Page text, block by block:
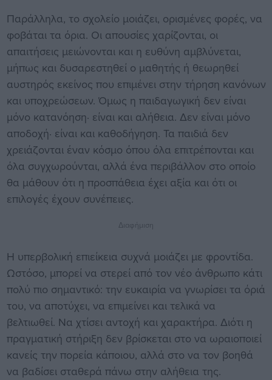
Παράλληλα, το σχολείο μοιάζει, ορισμένες φορές, να
φοβάται τα όρια. Οι απουσίες χαρίζονται, οι
απαιτήσεις μειώνονται και η ευθύνη αμβλύνεται,
μήπως και δυσαρεστηθεί ο μαθητής ή θεωρηθεί
αυστηρός εκείνος που επιμένει στην τήρηση κανόνων
και υποχρεώσεων. Όμως η παιδαγωγική δεν είναι
μόνο κατανόηση· είναι και αλήθεια. Δεν είναι μόνο
αποδοχή· είναι και καθοδήγηση. Τα παιδιά δεν
χρειάζονται έναν κόσμο όπου όλα επιτρέπονται και
όλα συγχωρούνται, αλλά ένα περιβάλλον στο οποίο
θα μάθουν ότι η προσπάθεια έχει αξία και ότι οι
επιλογές έχουν συνέπειες.
Διαφήμιση
Η υπερβολική επιείκεια συχνά μοιάζει με φροντίδα.
Ωστόσο, μπορεί να στερεί από τον νέο άνθρωπο κάτι
πολύ πιο σημαντικό: την ευκαιρία να γνωρίσει τα όριά
του, να αποτύχει, να επιμείνει και τελικά να
βελτιωθεί. Να χτίσει αντοχή και χαρακτήρα. Διότι η
πραγματική στήριξη δεν βρίσκεται στο να ωραιοποιεί
κανείς την πορεία κάποιου, αλλά στο να τον βοηθά
να βαδίσει σταθερά πάνω στην αλήθεια της.